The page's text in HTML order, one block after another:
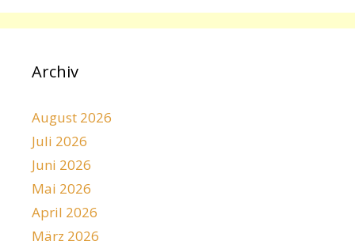
Archiv
August 2026
Juli 2026
Juni 2026
Mai 2026
April 2026
März 2026